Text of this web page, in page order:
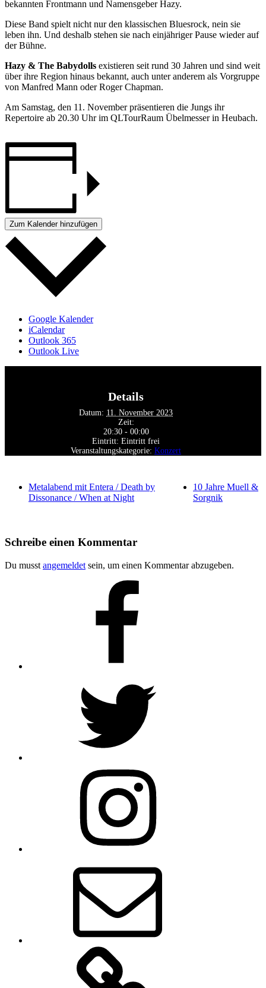
bekannten Frontmann und Namensgeber Hazy.
Diese Band spielt nicht nur den klassischen Bluesrock, nein sie
leben ihn. Und deshalb stehen sie nach einjähriger Pause wieder auf
der Bühne.
Hazy & The Babydolls existieren seit rund 30 Jahren und sind weit
über ihre Region hinaus bekannt, auch unter anderem als Vorgruppe
von Manfred Mann oder Roger Chapman.
Am Samstag, den 11. November präsentieren die Jungs ihr
Repertoire ab 20.30 Uhr im QLTourRaum Übelmesser in Heubach.
Zum Kalender hinzufügen
Google Kalender
iCalendar
Outlook 365
Outlook Live
Details
Datum: 11. November 2023
Zeit:
20:30 - 00:00
Eintritt: Eintritt frei
Veranstaltungskategorie: Konzert
Metalabend mit Entera / Death by
Dissonance / When at Night
10 Jahre Muell &
Sorgnik
Schreibe einen Kommentar
Du musst angemeldet sein, um einen Kommentar abzugeben.